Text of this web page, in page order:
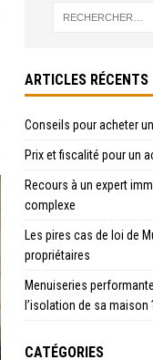
ARTICLES RÉCENTS
Conseils pour acheter
Prix et fiscalité pour un
Recours à un expert
complexe
Les pires cas de loi de
propriétaires
Menuiseries
l’isolation de sa maison
CATÉGORIES